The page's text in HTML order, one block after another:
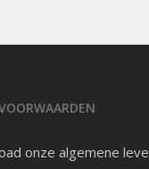
onze algemene